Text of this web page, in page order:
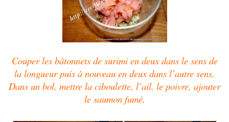
Couper les bâtonnets de surimi en deux dans le sens de
la longueur puis à nouveau en deux dans l’autre sens.
Dans un bol, mettre la ciboulette, l’ail, le poivre, ajouter
le saumon fumé,